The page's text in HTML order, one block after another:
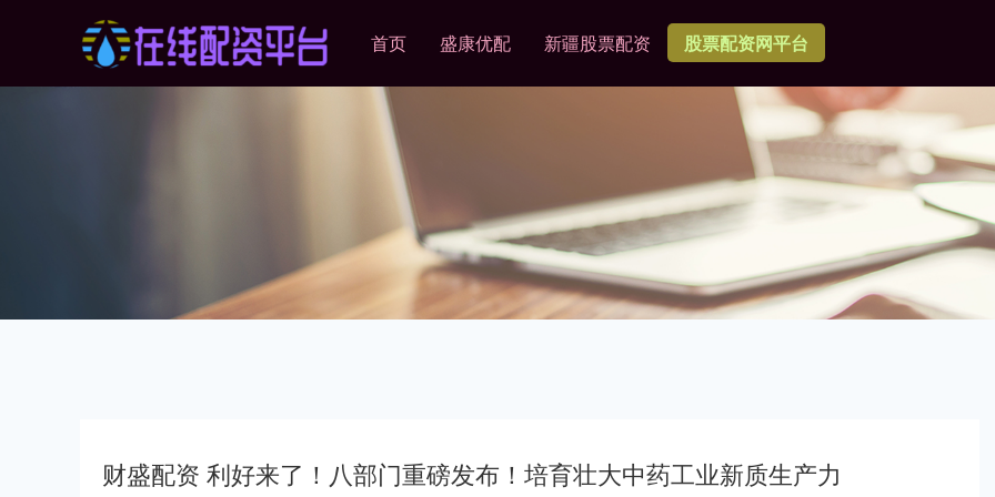
首页 盛康优配 新疆股票配资 股票配资网平台
财盛配资 利好来了！八部门重磅发布！培育壮大中药工业新质生产力